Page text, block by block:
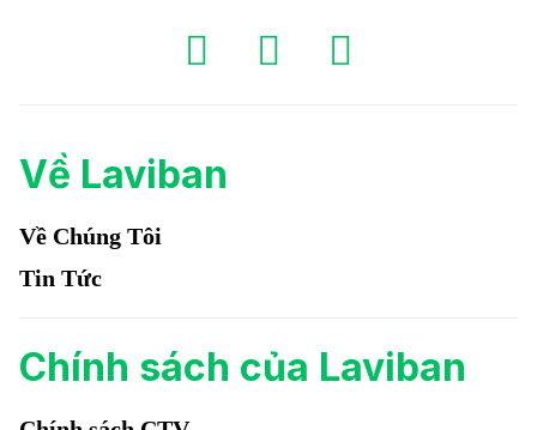
Về Laviban
Về Chúng Tôi
Tin Tức
Chính sách của Laviban